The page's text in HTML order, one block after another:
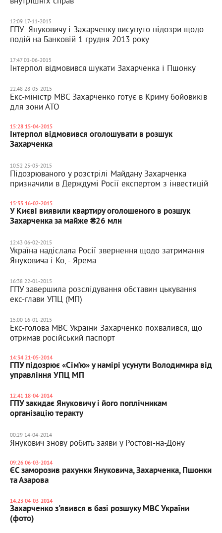
12:09 17-11-2015
ГПУ: Януковичу і Захарченку висунуто підозри щодо
подій на Банковій 1 грудня 2013 року
17:47 01-06-2015
Інтерпол відмовився шукати Захарченка і Пшонку
22:48 28-05-2015
Екс-міністр МВС Захарченко готує в Криму бойовиків
для зони АТО
15:28 15-04-2015
Інтерпол відмовився оголошувати в розшук
Захарченка
10:52 25-03-2015
Підозрюваного у розстрілі Майдану Захарченка
призначили в Держдумі Росії експертом з інвестицій
15:33 16-02-2015
У Києві виявили квартиру оголошеного в розшук
Захарченка за майже ₴26 млн
12:43 06-02-2015
Україна надіслала Росії звернення щодо затримання
Януковича і Ко, - Ярема
16:38 22-01-2015
ГПУ завершила розслідування обставин цькування
екс-глави УПЦ (МП)
15:00 16-01-2015
Екс-голова МВС України Захарченко похвалився, що
отримав російський паспорт
14:34 21-05-2014
ГПУ підозрює «Сім’ю» у намірі усунути Володимира від
управління УПЦ МП
12:41 18-04-2014
ГПУ закидає Януковичу і його поплічникам
організацію теракту
00:29 14-04-2014
Янукович знову робить заяви у Ростові-на-Дону
09:26 06-03-2014
ЄС заморозив рахунки Януковича, Захарченка, Пшонки
та Азарова
14:23 04-03-2014
Захарченко з'явився в базі розшуку МВС України
(фото)